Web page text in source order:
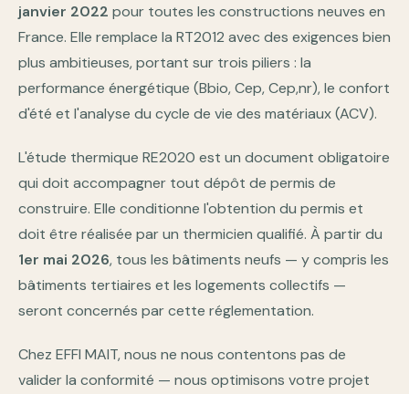
janvier 2022 pour toutes les constructions neuves en
France. Elle remplace la RT2012 avec des exigences bien
plus ambitieuses, portant sur trois piliers : la
performance énergétique (Bbio, Cep, Cep,nr), le confort
d'été et l'analyse du cycle de vie des matériaux (ACV).
L'étude thermique RE2020 est un document obligatoire
qui doit accompagner tout dépôt de permis de
construire. Elle conditionne l'obtention du permis et
doit être réalisée par un thermicien qualifié. À partir du
1er mai 2026, tous les bâtiments neufs — y compris les
bâtiments tertiaires et les logements collectifs —
seront concernés par cette réglementation.
Chez EFFI MAIT, nous ne nous contentons pas de
valider la conformité — nous optimisons votre projet